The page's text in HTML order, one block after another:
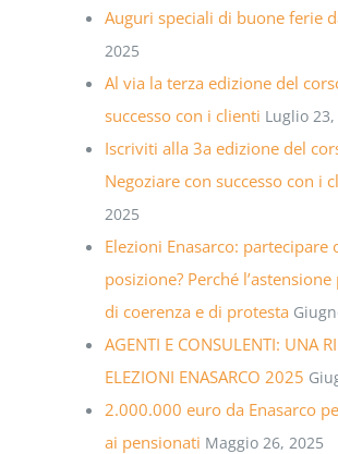
Auguri speciali di buone ferie
2025
Al via la terza edizione del
successo con i clienti Luglio 23,
Iscriviti alla 3a edizione del
Negoziare con successo con i
2025
Elezioni Enasarco: partecipare
posizione? Perché
di coerenza e di protesta
AGENTI E CONSULENTI: UNA
ELEZIONI ENASARCO 2025
2.000.000 euro da Enasarco
ai pensionati Maggio 26, 2025